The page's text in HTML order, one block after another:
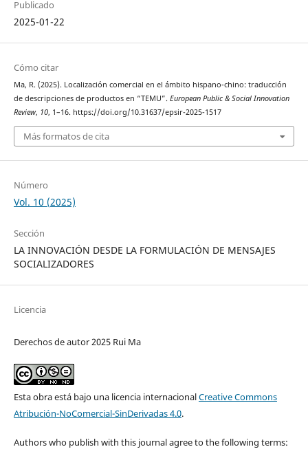
Publicado
2025-01-22
Cómo citar
Ma, R. (2025). Localización comercial en el ámbito hispano-chino: traducción
de descripciones de productos en “TEMU”. European Public & Social Innovation
Review, 10, 1–16. https://doi.org/10.31637/epsir-2025-1517
Más formatos de cita
Número
Vol. 10 (2025)
Sección
LA INNOVACIÓN DESDE LA FORMULACIÓN DE MENSAJES
SOCIALIZADORES
Licencia
Derechos de autor 2025 Rui Ma
Esta obra está bajo una licencia internacionalCreative Commons
Atribución-NoComercial-SinDerivadas 4.0.
Authors who publish with this journal agree to the following terms: